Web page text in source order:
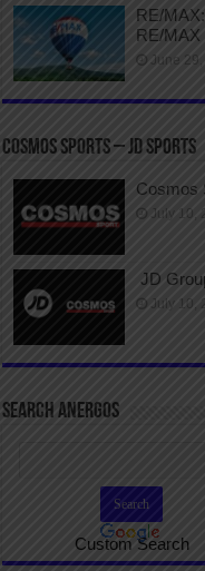
RE/
RE/MAX
June
COSMOS SPORTS – JD SPORTS
Cosmos
July 10,
JD
July 10,
SEARCH ANERGOS
Custom Search